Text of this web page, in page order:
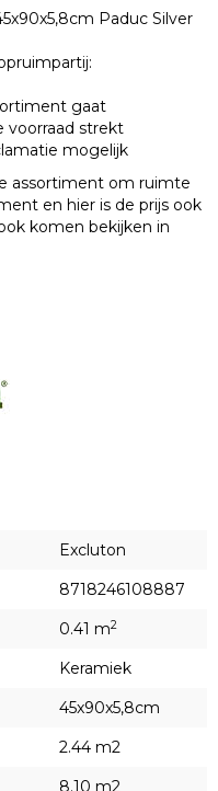
Paduc Silver
gaat
voorraad strekt
mogelijk
assortiment om ruimte
en hier is de prijs ook
komen bekijken in
Excluton
8718246108887
0.41 m2
Keramiek
45x90x5,8cm
2.44 m2
8.10 m2